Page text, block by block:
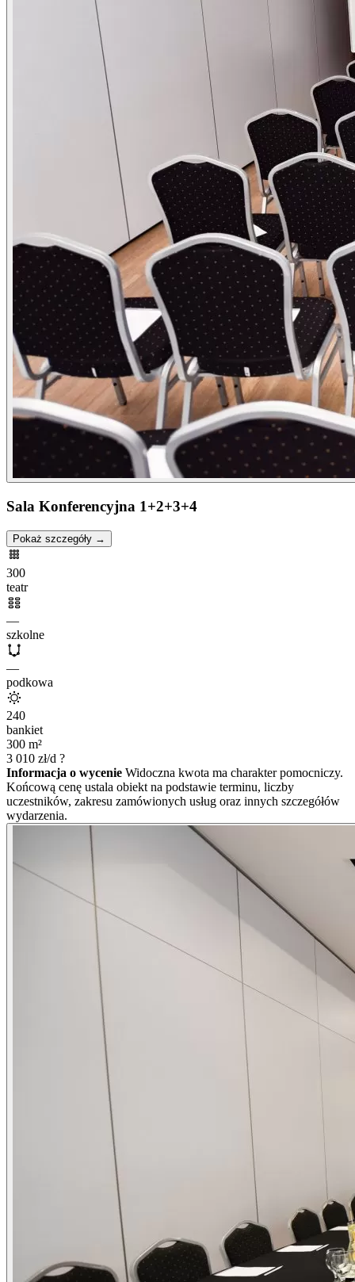
Sala Konferencyjna 1+2+3+4
Pokaż szczegóły →
300
teatr
—
szkolne
—
podkowa
240
bankiet
300 m²
3 010 zł/d ?
Informacja o wycenie Widoczna kwota ma charakter pomocniczy.
Końcową cenę ustala obiekt na podstawie terminu, liczby
uczestników, zakresu zamówionych usług oraz innych szczegółów
wydarzenia.